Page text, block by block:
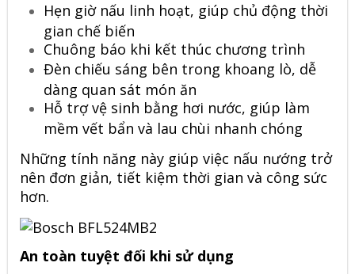
Hẹn giờ nấu linh hoạt, giúp chủ động thời
gian chế biến
Chuông báo khi kết thúc chương trình
Đèn chiếu sáng bên trong khoang lò, dễ
dàng quan sát món ăn
Hỗ trợ vệ sinh bằng hơi nước, giúp làm
mềm vết bẩn và lau chùi nhanh chóng
Những tính năng này giúp việc nấu nướng trở
nên đơn giản, tiết kiệm thời gian và công sức
hơn.
An toàn tuyệt đối khi sử dụng